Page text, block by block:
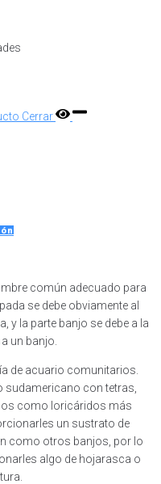
Cerrar
común adecuado para
se debe obviamente al
y la parte banjo se debe a la
un banjo.
de acuario comunitarios.
sudamericano con tetras,
como loricáridos más
un sustrato de
como otros banjos, por lo
algo de hojarasca o